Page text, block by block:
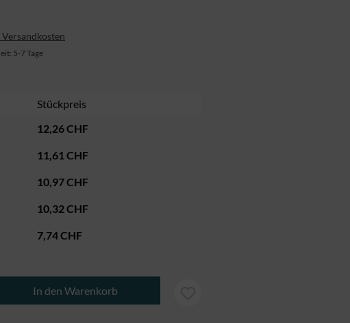
Versandkosten
5-7 Tage
Stückpreis
12,26 CHF
11,61 CHF
10,97 CHF
10,32 CHF
7,74 CHF
Gib den gewünschten Wert ein oder
In den Warenkorb